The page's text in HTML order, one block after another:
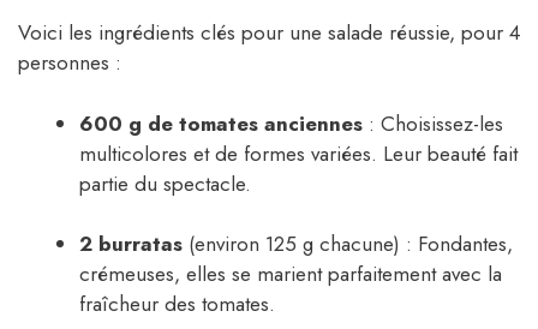
Voici les ingrédients clés pour une salade réussie, pour 4
personnes :
600 g de tomates anciennes : Choisissez-les
multicolores et de formes variées. Leur beauté fait
partie du spectacle.
2 burratas (environ 125 g chacune) : Fondantes,
crémeuses, elles se marient parfaitement avec la
fraîcheur des tomates.